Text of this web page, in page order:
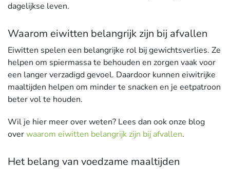
dagelijkse leven.
Waarom eiwitten belangrijk zijn bij afvallen
Eiwitten spelen een belangrijke rol bij gewichtsverlies. Ze
helpen om spiermassa te behouden en zorgen vaak voor
een langer verzadigd gevoel. Daardoor kunnen eiwitrijke
maaltijden helpen om minder te snacken en je eetpatroon
beter vol te houden.
Wil je hier meer over weten? Lees dan ook onze blog
overwaarom eiwitten belangrijk zijn bij afvallen.
Het belang van voedzame maaltijden